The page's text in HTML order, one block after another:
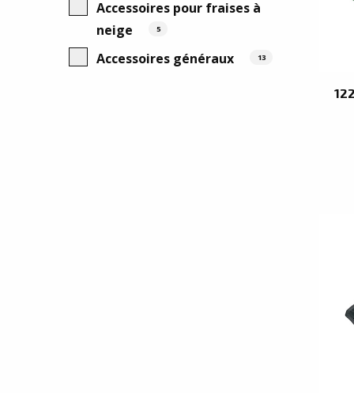
Accessoires pour fraises à
neige
5
Accessoires généraux 13